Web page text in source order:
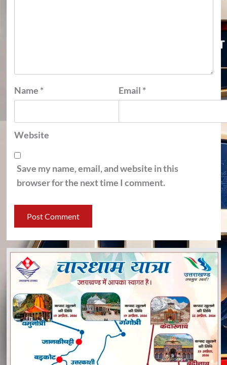
Name * Email *
Website
Save my name, email, and website in this
browser for the next time I comment.